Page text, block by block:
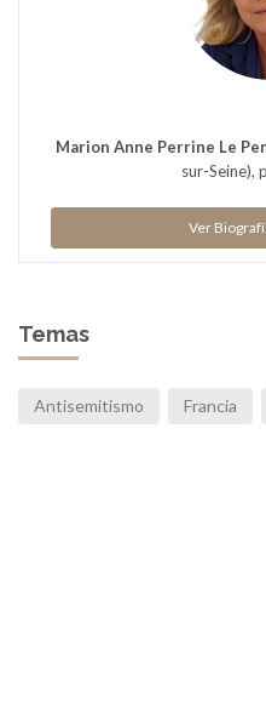
Marion Anne Perrine Le
sur-Seine),
Ver
Temas
Antisemitismo Francia